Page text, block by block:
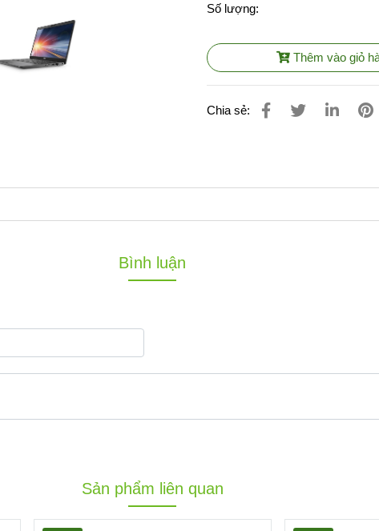
Số lượng:
Thêm vào giỏ
Chia sẻ:
Bình luận
Sản phẩm liên quan